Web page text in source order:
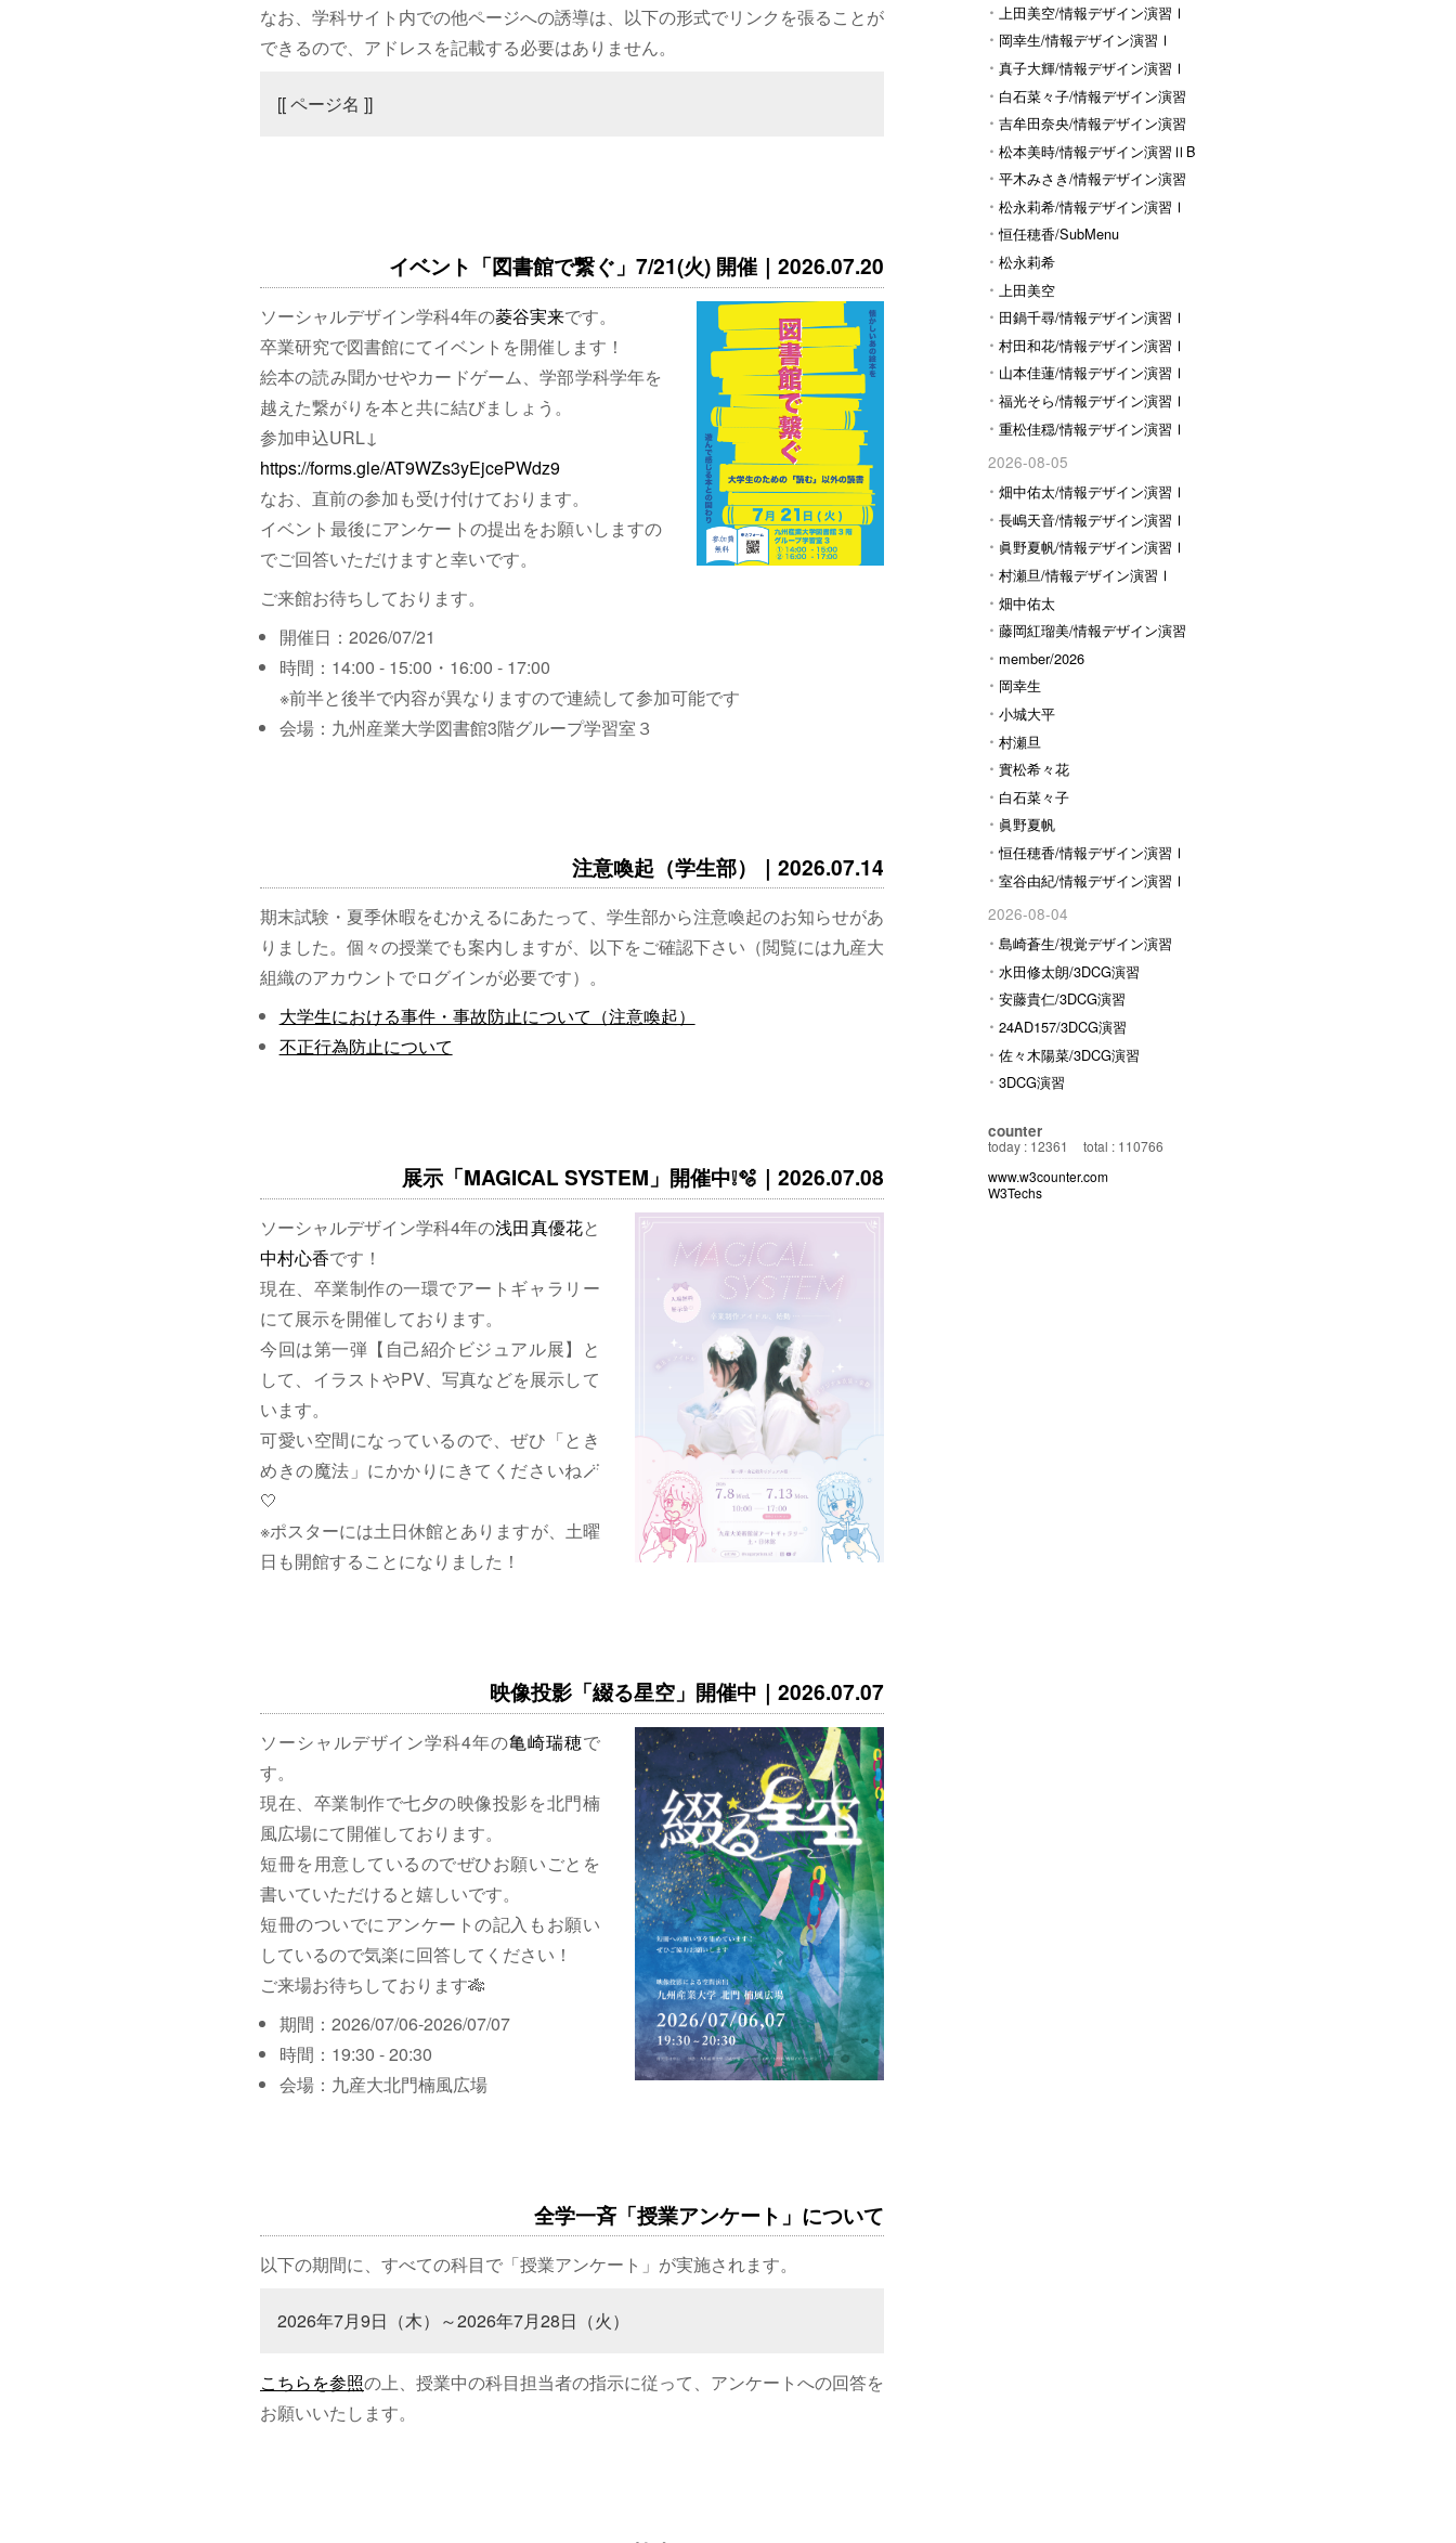
上田美空/情報デザイン演習Ⅰ
岡幸生/情報デザイン演習Ⅰ
真子大輝/情報デザイン演習Ⅰ
白石菜々子/情報デザイン演習
Ⅰ 吉牟田奈央/情報デザイン演習
Ⅰ 松本美時/情報デザイン演習ⅡB
平木みさき/情報デザイン演習
Ⅰ 松永莉希/情報デザイン演習Ⅰ
恒任穂香/SubMenu
松永莉希
上田美空
田鍋千尋/情報デザイン演習Ⅰ
村田和花/情報デザイン演習Ⅰ
山本佳蓮/情報デザイン演習Ⅰ
福光そら/情報デザイン演習Ⅰ
重松佳穏/情報デザイン演習Ⅰ
2026-08-05
畑中佑太/情報デザイン演習Ⅰ
長嶋天音/情報デザイン演習Ⅰ
眞野夏帆/情報デザイン演習Ⅰ
村瀬旦/情報デザイン演習Ⅰ
畑中佑太
藤岡紅瑠美/情報デザイン演習
Ⅰ member/2026
岡幸生
小城大平
村瀬旦
實松希々花
白石菜々子
眞野夏帆
恒任穂香/情報デザイン演習Ⅰ
室谷由紀/情報デザイン演習Ⅰ
2026-08-04
島崎蒼生/視覚デザイン演習
水田修太朗/3DCG演習
安藤貴仁/3DCG演習
24AD157/3DCG演習
佐々木陽菜/3DCG演習
3DCG演習
counter
today : 12361
total : 110766
www.w3counter.com
W3Techs
なお、学科サイト内での他ページへの誘導は、以下の形式でリンクを張ることが
できるので、アドレスを記載する必要はありません。
[[ ページ名 ]]
イベント「図書館で繋ぐ」7/21(火) 開催｜2026.07.20
ソーシャルデザイン学科4年の菱谷実来です。
卒業研究で図書館にてイベントを開催します！
絵本の読み聞かせやカードゲーム、学部学科学年を
越えた繋がりを本と共に結びましょう。
参加申込URL↓
https://forms.gle/AT9WZs3yEjcePWdz9
なお、直前の参加も受け付けております。
イベント最後にアンケートの提出をお願いしますの
でご回答いただけますと幸いです。
ご来館お待ちしております。
開催日：2026/07/21
時間：14:00 - 15:00・16:00 - 17:00
※前半と後半で内容が異なりますので連続して参加可能です
会場：九州産業大学図書館3階グループ学習室３
注意喚起（学生部）｜2026.07.14
期末試験・夏季休暇をむかえるにあたって、学生部から注意喚起のお知らせがあ
りました。個々の授業でも案内しますが、以下をご確認下さい（閲覧には九産大
組織のアカウントでログインが必要です）。
大学生における事件・事故防止について（注意喚起）
不正行為防止について
展示「MAGICAL SYSTEM」開催中❕🫧｜2026.07.08
ソーシャルデザイン学科4年の浅田真優花と
中村心香です！
現在、卒業制作の一環でアートギャラリー
にて展示を開催しております。
今回は第一弾【自己紹介ビジュアル展】と
して、イラストやPV、写真などを展示して
います。
可愛い空間になっているので、ぜひ「とき
めきの魔法」にかかりにきてくださいね🪄
🤍
※ポスターには土日休館とありますが、土曜
日も開館することになりました！
映像投影「綴る星空」開催中｜2026.07.07
ソーシャルデザイン学科4年の亀崎瑞穂で
す。
現在、卒業制作で七夕の映像投影を北門楠
風広場にて開催しております。
短冊を用意しているのでぜひお願いごとを
書いていただけると嬉しいです。
短冊のついでにアンケートの記入もお願い
しているので気楽に回答してください！
ご来場お待ちしております🎋
期間：2026/07/06-2026/07/07
時間：19:30 - 20:30
会場：九産大北門楠風広場
全学一斉「授業アンケート」について
以下の期間に、すべての科目で「授業アンケート」が実施されます。
2026年7月9日（木）～2026年7月28日（火）
こちらを参照の上、授業中の科目担当者の指示に従って、アンケートへの回答を
お願いいたします。